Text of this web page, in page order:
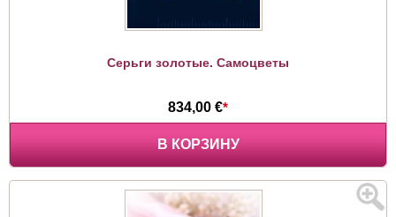
Серьги золотые. Самоцветы
834,00 €*
В КОРЗИНУ